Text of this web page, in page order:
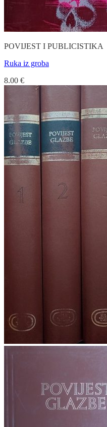
POVIJEST I PUBLICISTIKA
Ruka iz groba
8.00 €